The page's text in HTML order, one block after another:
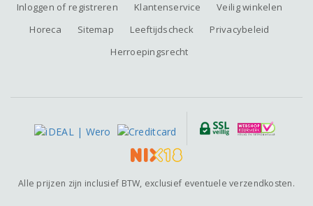
Inloggen of registreren Klantenservice
Veilig winkelen
Horeca
Sitemap Leeftijdscheck
Privacybeleid
Herroepingsrecht
Alle prijzen zijn inclusief BTW, exclusief eventuele verzendkosten.